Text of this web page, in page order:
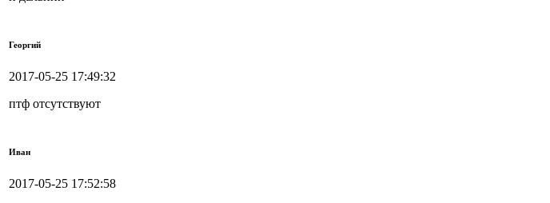
Георгий
2017-05-25 17:49:32
птф отсутствуют
Иван
2017-05-25 17:52:58